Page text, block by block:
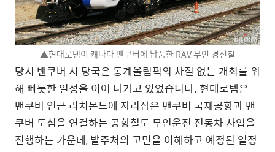
▲현대로템이 캐나다 밴쿠버에 납품한 RAV 무인 경전철
당시 밴쿠버 시 당국은 동계올림픽의 차질 없는 개최를 위
해 빠듯한 일정을 이어 나가고 있었습니다. 현대로템은
밴쿠버 인근 리치몬드에 자리잡은 밴쿠버 국제공항과 밴
쿠버 도심을 연결하는 공항철도 무인운전 전동차 사업을
진행하는 가운데, 발주처의 고민을 이해하고 예정된 일정